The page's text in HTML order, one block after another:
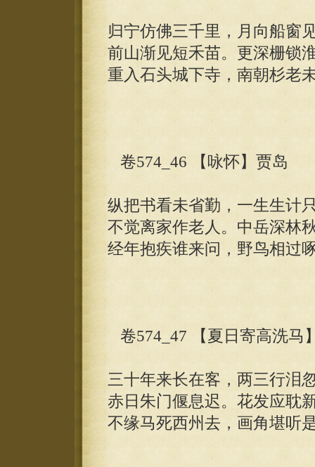
归宁仿佛三千里，月向船窗
前山渐见短禾苗。更深栅锁
重入石头城下寺，南朝杉老
卷574_46 【咏怀】贾岛
纵把书看未省勤，一生生计
不觉离家作老人。中岳深林
经年抱疾谁来问，野鸟相过
卷574_47 【夏日寄高洗马
三十年来长在客，两三行泪
赤日朱门偃息迟。花发应耽
不缘马死西州去，画角堪听